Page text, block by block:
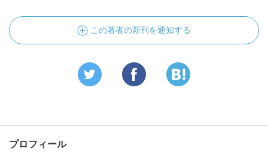
この著者の新刊を通知する
プロフィール